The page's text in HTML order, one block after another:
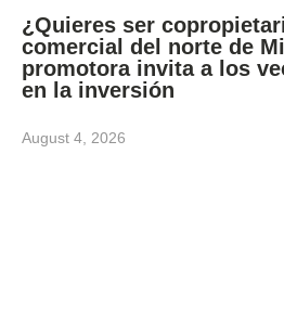
¿Quieres ser
comercial del norte de
promotora invita a los
en la inversión
August 4, 2026